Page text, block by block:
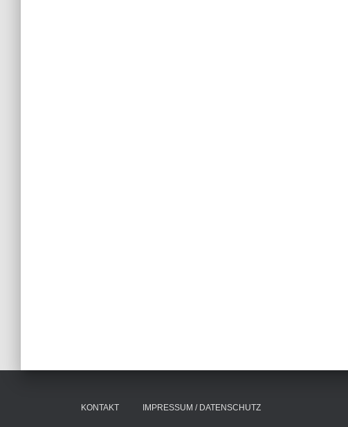
KONTAKT IMPRESSUM / DATENSCHUTZ